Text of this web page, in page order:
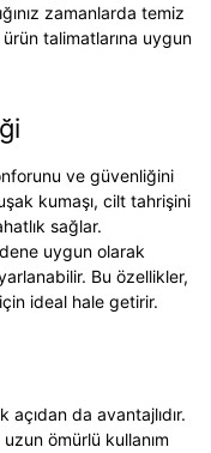
zamanlarda temiz
talimatlarına uygun
ve güvenliğini
kumaşı, cilt tahrişini
sağlar.
uygun olarak
Bu özellikler,
ideal hale getirir.
açıdan da avantajlıdır.
ömürlü kullanım